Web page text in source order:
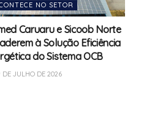
NO SETOR
Caruaru e Sicoob Norte
à Solução Eficiência
do Sistema OCB
JULHO DE 2026